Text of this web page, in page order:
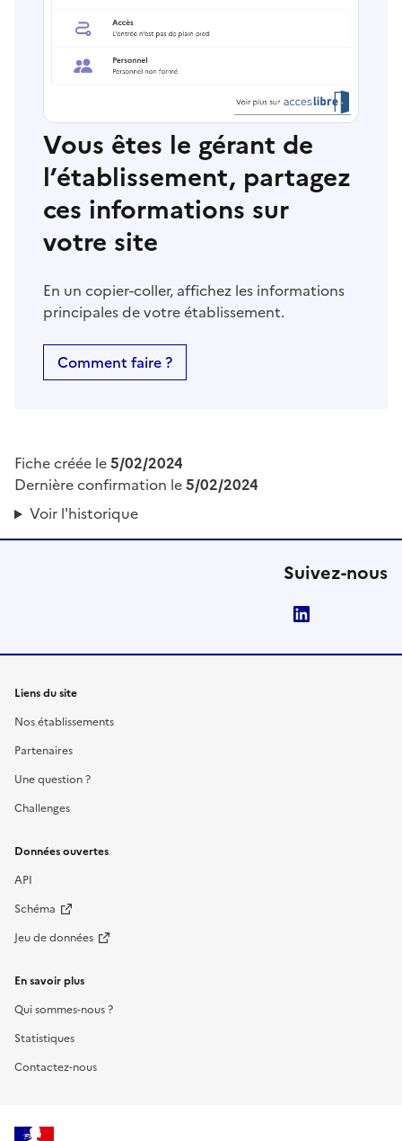
Vous êtes le gérant de
l’établissement, partagez
ces informations sur
votre site
En un copier-coller, affichez les informations
principales de votre établissement.
Comment faire ?
Fiche créée le5/02/2024
Dernière confirmation le5/02/2024
Voir l'historique
Suivez-nous
Liens du site
Nos établissements
Partenaires
Une question ?
Challenges
Données ouvertes
API
Schéma
Jeu de données
En savoir plus
Qui sommes-nous ?
Statistiques
Contactez-nous